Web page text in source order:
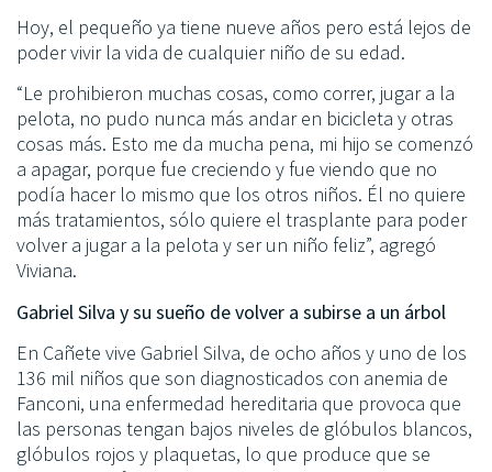
Hoy, el pequeño ya tiene nueve años pero está lejos de
poder vivir la vida de cualquier niño de su edad.
“Le prohibieron muchas cosas, como correr, jugar a la
pelota, no pudo nunca más andar en bicicleta y otras
cosas más. Esto me da mucha pena, mi hijo se comenzó
a apagar, porque fue creciendo y fue viendo que no
podía hacer lo mismo que los otros niños. Él no quiere
más tratamientos, sólo quiere el trasplante para poder
volver a jugar a la pelota y ser un niño feliz”, agregó
Viviana.
Gabriel Silva y su sueño de volver a subirse a un árbol
En Cañete vive Gabriel Silva, de ocho años y uno de los
136 mil niños que son diagnosticados con anemia de
Fanconi, una enfermedad hereditaria que provoca que
las personas tengan bajos niveles de glóbulos blancos,
glóbulos rojos y plaquetas, lo que produce que se